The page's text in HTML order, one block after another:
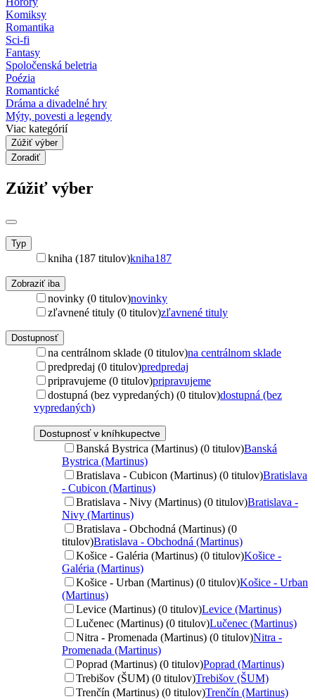
Komiksy
Romantika
Sci-fi
Fantasy
Spoločenská beletria
Poézia
Romantické
Dráma a divadelné hry
Mýty, povesti a legendy
Viac kategórií
Zúžiť výber
Zoradiť
Zúžiť výber
Typ
kniha (187 titulov)kniha187
Zobraziť iba
novinky (0 titulov)novinky
zľavnené tituly (0 titulov)zľavnené tituly
Dostupnosť
na centrálnom sklade (0 titulov)na centrálnom sklade
predpredaj (0 titulov)predpredaj
pripravujeme (0 titulov)pripravujeme
dostupná (bez vypredaných) (0 titulov)dostupná (bez
vypredaných)
Dostupnosť v kníhkupectve
Banská Bystrica (Martinus) (0 titulov)Banská
Bystrica (Martinus)
Bratislava - Cubicon (Martinus) (0 titulov)Bratislava
- Cubicon (Martinus)
Bratislava - Nivy (Martinus) (0 titulov)Bratislava -
Nivy (Martinus)
Bratislava - Obchodná (Martinus) (0
titulov)Bratislava - Obchodná (Martinus)
Košice - Galéria (Martinus) (0 titulov)Košice -
Galéria (Martinus)
Košice - Urban (Martinus) (0 titulov)Košice - Urban
(Martinus)
Levice (Martinus) (0 titulov)Levice (Martinus)
Lučenec (Martinus) (0 titulov)Lučenec (Martinus)
Nitra - Promenada (Martinus) (0 titulov)Nitra -
Promenada (Martinus)
Poprad (Martinus) (0 titulov)Poprad (Martinus)
Trebišov (ŠUM) (0 titulov)Trebišov (ŠUM)
Trenčín (Martinus) (0 titulov)Trenčín (Martinus)